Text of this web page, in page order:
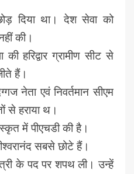
दिया था। देश सेवा को
की।
हरिद्वार ग्रामीण सीट से
हैं।
नेता एवं निवर्तमान सीएम
से हराया थ।
में पीएचडी की है।
सबसे छोटे हैं।
के पद पर शपथ ली। उन्हें